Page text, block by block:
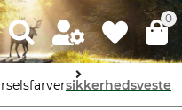
0
sikkerhedsveste